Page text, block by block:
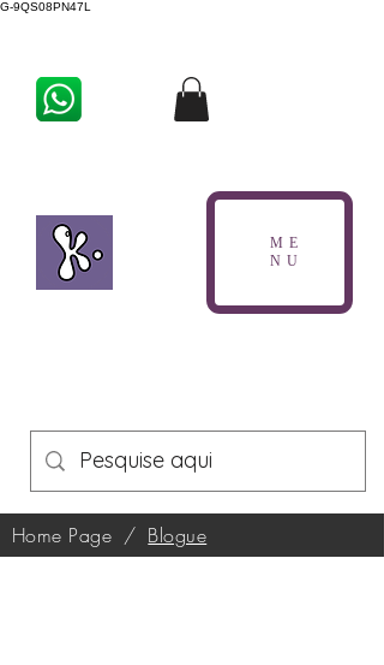
G-9QS08PN47L
ME
NU
Home Page / Blogue